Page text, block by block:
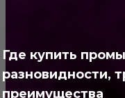
Где купить
разновидности,
преимущества
Полезно373